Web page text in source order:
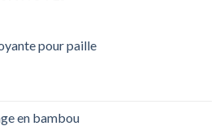
pour paille
en bambou